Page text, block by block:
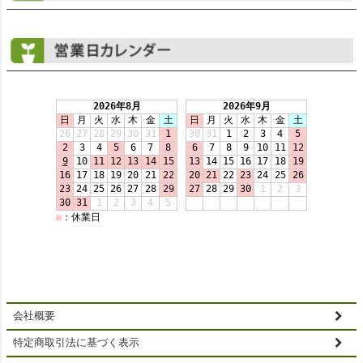
会社概要
特定商取引法に基づく表示